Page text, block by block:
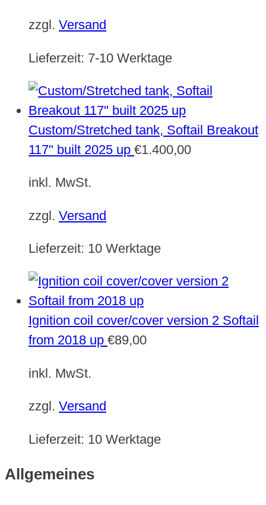
zzgl. Versand
Lieferzeit: 7-10 Werktage
Custom/Stretched tank, Softail Breakout
117" built 2025 up €1.400,00
inkl. MwSt.
zzgl. Versand
Lieferzeit: 10 Werktage
Ignition coil cover/cover version 2 Softail
from 2018 up €89,00
inkl. MwSt.
zzgl. Versand
Lieferzeit: 10 Werktage
Allgemeines